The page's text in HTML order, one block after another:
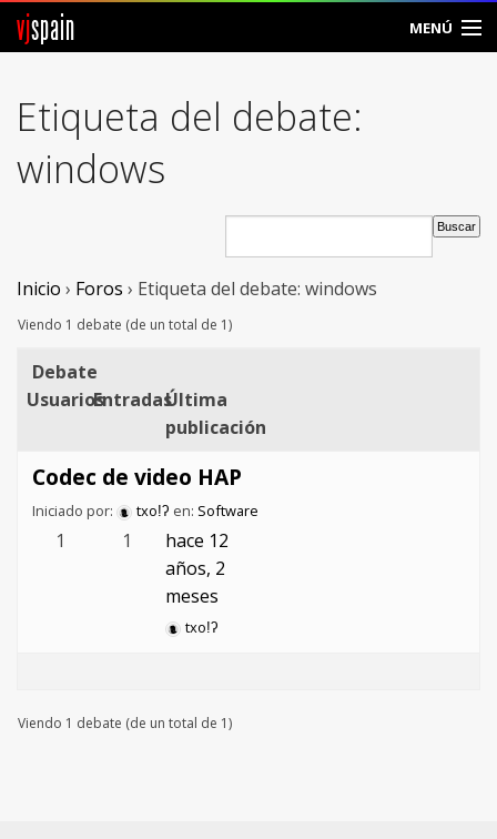
vjspain MENÚ
Foros
Noticias
Ayuda
Entrar
Etiqueta del debate:
windows
Inicio › Foros › Etiqueta del debate: windows
Viendo 1 debate (de un total de 1)
Debate
UsuariosEntradasÚltima
publicación
Codec de video HAP
Iniciado por: txoǃʔ en: Software
1 1
hace 12
años, 2
meses
txoǃʔ
Viendo 1 debate (de un total de 1)